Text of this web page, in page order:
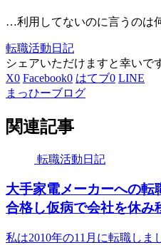
…利用してないのに言うのは
転職活動日記
シェアいただけますと幸いで
X0 Facebook0 はてブ0 LINE
まっひーブログ
関連記事
転職活動日記
大手家電メーカーへの
合格し仮病で会社を休み
私は2010年の11月に転職しま